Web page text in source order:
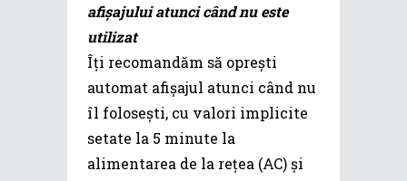
afișajului atunci când nu este
utilizat
Îți recomandăm să oprești
automat afișajul atunci când nu
îl folosești, cu valori implicite
setate la 5 minute la
alimentarea de la rețea (AC) și